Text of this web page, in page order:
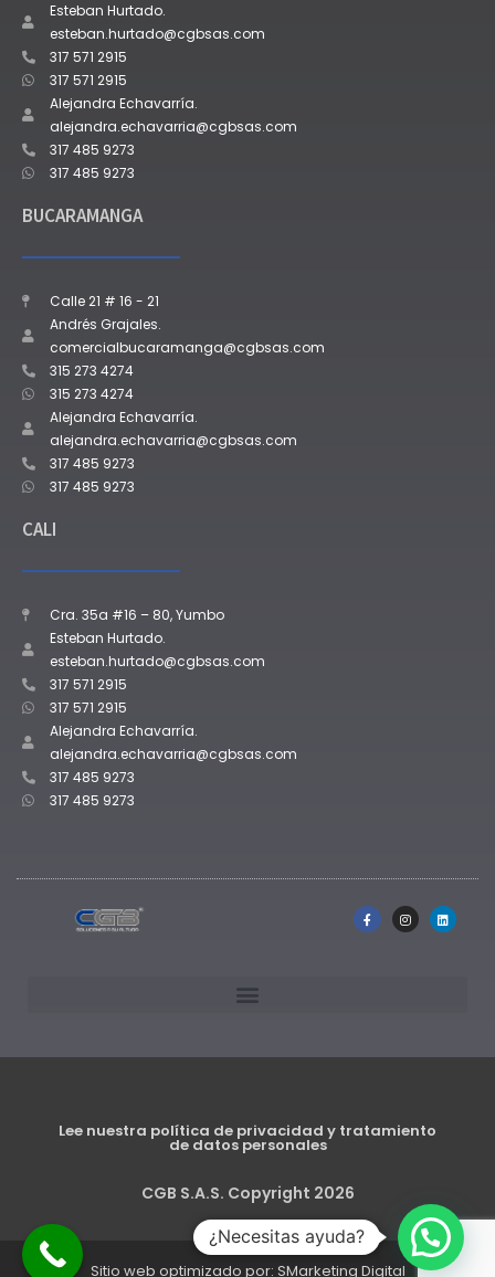
Esteban Hurtado.
esteban.hurtado@cgbsas.com
317 571 2915
317 571 2915
Alejandra Echavarría.
alejandra.echavarria@cgbsas.com
317 485 9273
317 485 9273
BUCARAMANGA
Calle 21 # 16 - 21
Andrés Grajales.
comercialbucaramanga@cgbsas.com
315 273 4274
315 273 4274
Alejandra Echavarría.
alejandra.echavarria@cgbsas.com
317 485 9273
317 485 9273
CALI
Cra. 35a #16 – 80, Yumbo
Esteban Hurtado.
esteban.hurtado@cgbsas.com
317 571 2915
317 571 2915
Alejandra Echavarría.
alejandra.echavarria@cgbsas.com
317 485 9273
317 485 9273
Lee nuestra política de privacidad y tratamiento
de datos personales
CGB S.A.S. Copyright 2026
Sitio web optimizado por: SMarketing Digital
¿Necesitas ayuda?